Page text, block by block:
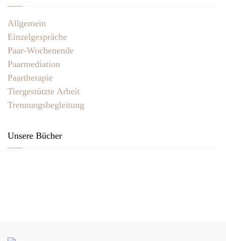
Allgemein
Einzelgespräche
Paar-Wochenende
Paarmediation
Paartherapie
Tiergestützte Arbeit
Trennungsbegleitung
Unsere Bücher